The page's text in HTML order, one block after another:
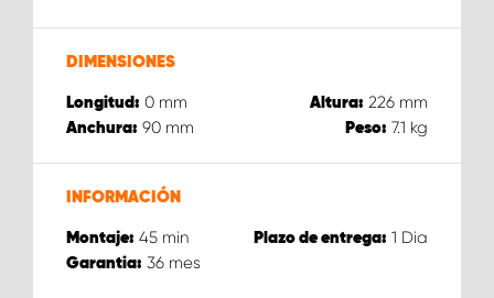
DIMENSIONES
Longitud: 0 mm Altura: 226 mm
Anchura: 90 mm Peso: 7.1 kg
INFORMACIÓN
Montaje: 45 min Plazo de entrega: 1 Dia
Garantia: 36 mes